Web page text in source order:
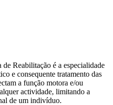
Reabilitação é a especialidade
e consequente tratamento das
a função motora e/ou
actividade, limitando a
de um indivíduo.